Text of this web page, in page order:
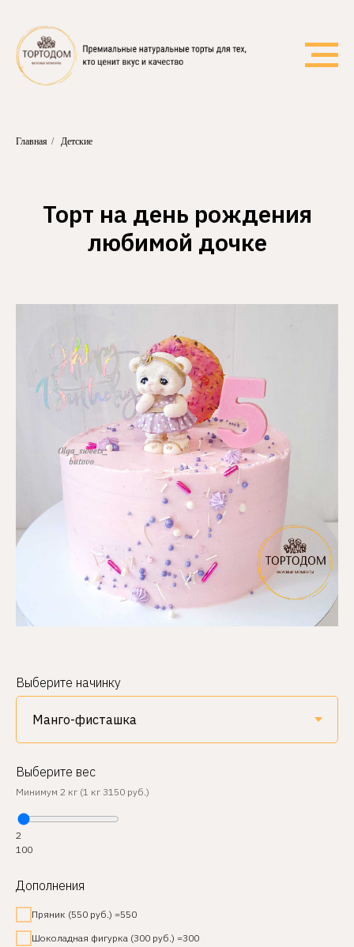
Главная / Детские
Торт на день рождения
любимой дочке
Выберите начинку
Выберите вес
Минимум 2 кг (1 кг 3150 руб.)
2
100
Дополнения
Пряник (550 руб.) =550
Шоколадная фигурка (300 руб.) =300